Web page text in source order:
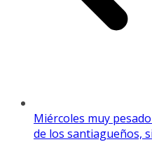
Miércoles muy
de los santiagueños,